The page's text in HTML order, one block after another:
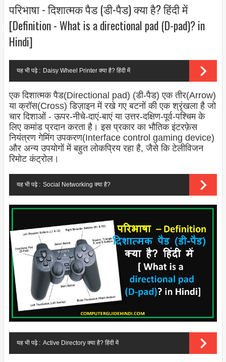
परिभाषा - दिशात्मक पैड (डी-पैड) क्या है? हिंदी में
[Definition - What is a directional pad (D-pad)? in
Hindi]
यह भी पढ़े : Daisy Wheel Printer क्या है? हिंदी में
एक दिशात्मक पैड(Directional pad) (डी-पैड) एक तीर(Arrow)
या क्रॉस(Cross) डिज़ाइन में रखे गए बटनों की एक श्रृंखला है जो
चार दिशाओं - ऊपर-नीचे-दाएं-बाएं या उत्तर-दक्षिण-पूर्व-पश्चिम के
लिए कमांड प्रदान करता है। इस प्रकार का भौतिक इंटरफ़ेस
नियंत्रण गेमिंग उपकरण(Interface control gaming device)
और अन्य उपयोगों में बहुत लोकप्रिय रहा है, जैसे कि टेलीविजन
रिमोट कंट्रोल।
यह भी पढ़े : Social Networking क्या है?
यह भी पढ़े : Active Directory क्या है? हिंदी में